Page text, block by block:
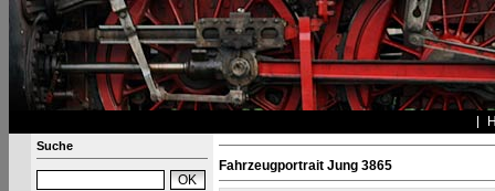
Suche
Fahrzeugportrait Jung 3865